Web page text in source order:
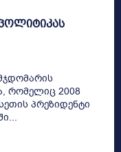
რომელიც 2008
პრეზიდენტი